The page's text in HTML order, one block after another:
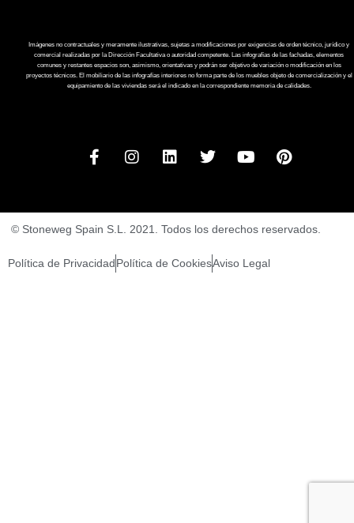
Imágenes no contractuales y meramente ilustrativas, sujetas a modificaciones por exigencias de orden técnico, jurídico y
comercial realizadas por la Dirección Facultativa o autoridad competente. Las infografías de las fachadas, elementos
comunes y restantes espacios son, asimismo, orientativas y podrán ser objetivo de variación o modificación en los
proyectos técnicos. El mobiliario de las infografías interiores no forma parte de los muebles objeto de comercialización y el
equipamiento de las viviendas será el indicado en la correspondiente memoria de calidades.
© Stoneweg Spain S.L. 2021. Todos los derechos reservados.
Política de PrivacidadPolítica de CookiesAviso Legal